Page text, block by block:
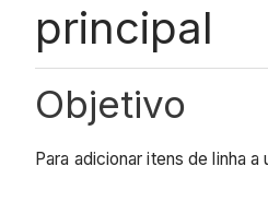
principal
Objetivo
Para adicionar itens de linha a